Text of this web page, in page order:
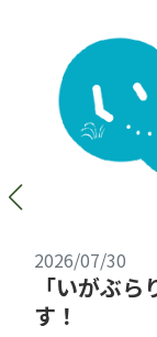
2026/07/30
「いがぶ
す！